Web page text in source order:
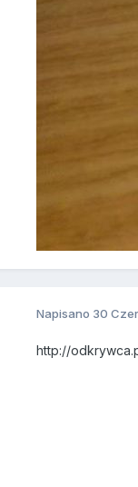
Napisano 30
http://